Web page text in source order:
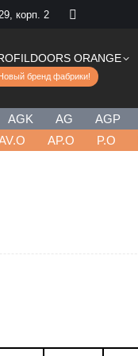
корп. 2
ORANGE
бренд фабрики!
AGK AG AGP
AP.O P.O